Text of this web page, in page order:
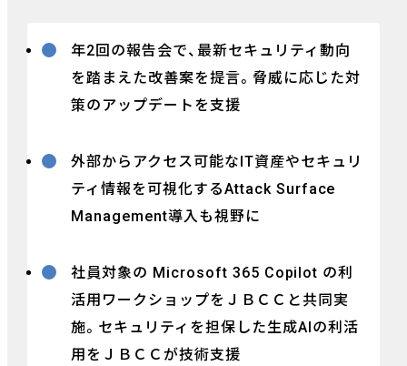
年2回の報告会で、最新セキュリティ動向
を踏まえた改善案を提言。脅威に応じた対
策のアップデートを支援
外部からアクセス可能なIT資産やセキュリ
ティ情報を可視化するAttack Surface
Management導入も視野に
社員対象の Microsoft 365 Copilot の利
活用ワークショップをＪＢＣＣと共同実
施。セキュリティを担保した生成AIの利活
用をＪＢＣＣが技術支援